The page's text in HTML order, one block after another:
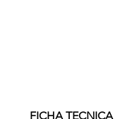
FICHA TECNICA